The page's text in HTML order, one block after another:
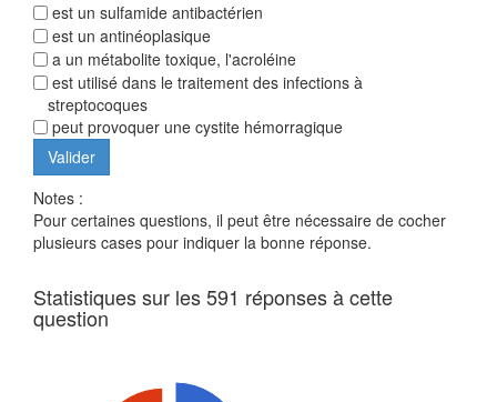
est un sulfamide antibactérien
est un antinéoplasique
a un métabolite toxique, l'acroléine
est utilisé dans le traitement des infections à
streptocoques
peut provoquer une cystite hémorragique
Notes :
Pour certaines questions, il peut être nécessaire de cocher
plusieurs cases pour indiquer la bonne réponse.
Statistiques sur les 591 réponses à cette
question